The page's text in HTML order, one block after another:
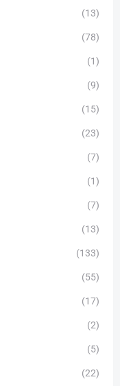
(13)
(78)
(1)
(9)
(15)
(23)
(7)
(1)
(7)
(13)
(133)
(55)
(17)
(2)
(5)
(22)